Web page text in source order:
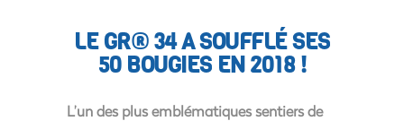
LE GR® 34 A SOUFFLÉ SES
50 BOUGIES EN 2018 !
L’un des plus emblématiques sentiers de